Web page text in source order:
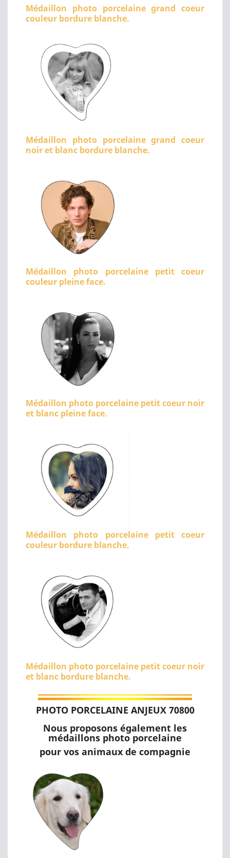
Médaillon photo porcelaine grand coeur
couleur bordure blanche.
Médaillon photo porcelaine grand coeur
noir et blanc bordure blanche.
Médaillon photo porcelaine petit coeur
couleur pleine face.
Médaillon photo porcelaine petit coeur noir
et blanc pleine face.
Médaillon photo porcelaine petit coeur
couleur bordure blanche.
Médaillon photo porcelaine petit coeur noir
et blanc bordure blanche.
PHOTO PORCELAINE ANJEUX 70800
Nous proposons également les
médaillons photo porcelaine
pour vos animaux de compagnie